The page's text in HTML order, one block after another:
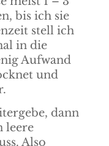
bis ich sie
stell ich
in die
Aufwand
und
dann
leere
Also